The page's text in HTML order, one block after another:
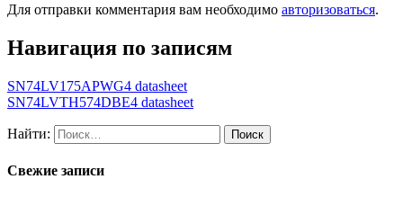
Для отправки комментария вам необходимо авторизоваться.
Навигация по записям
SN74LV175APWG4 datasheet
SN74LVTH574DBE4 datasheet
Найти:
Свежие записи